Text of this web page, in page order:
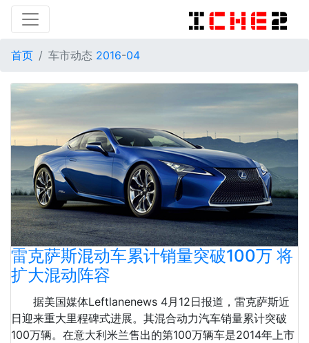
首页 车市动态 2016-04
雷克萨斯混动车累计销量突破100万 将
扩大混动阵容
据美国媒体Leftlanenews 4月12日报道，雷克萨斯近
日迎来重大里程碑式进展。其混合动力汽车销量累计突破
100万辆。在意大利米兰售出的第100万辆车是2014年上市